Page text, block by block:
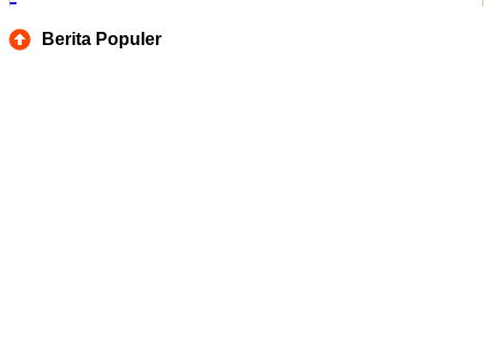
Berita Populer